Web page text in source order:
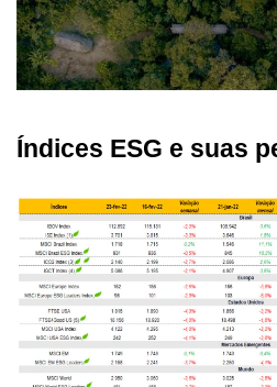
Índices ESG e suas